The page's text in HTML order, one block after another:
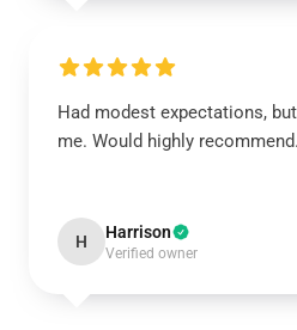
Had modest expectations,
me. Would highly recommend.
H Harrison
Verified owner